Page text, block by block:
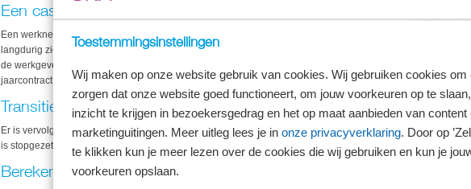
Toestemmingsinstellingen
Wij maken op onze website gebruik van cookies. Wij gebruiken cookies om
zorgen dat onze website goed functioneert, om jouw voorkeuren op te
inzicht te krijgen in bezoekersgedrag en het op maat aanbieden van content
marketinguitingen. Meer uitleg lees je in onze privacyverklaring. Door op
te klikken kun je meer lezen over de cookies die wij gebruiken en kun je
voorkeuren opslaan.
Een casus
Een werknemer kreeg kort nadat hij in dienst is getreden een fietsongeluk en viel
langdurig ziek uit. Hij werkte onvoldoende mee aan zijn re-integratie met als gevolg dat
de werkgever de loonbetaling stopzet. Uiteindelijk ging de werknemer na afloop van zijn
jaarcontract ziek uit dienst.
Transitievergoeding
Er is vervolgens discussie ontstaan over de hoogte van de uit te betalen transitievergoeding. De vraag is
is stopgezet, wel of niet moet worden meegenomen bij de berekening van de transitievergoeding.
Berekenen transitievergoeding